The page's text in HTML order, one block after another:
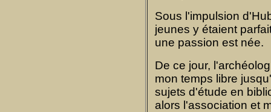
Sous l'impulsion
jeunes y étaient
une passion est née.
De ce jour,
mon temps libre
sujets d'étude en
alors l'association et